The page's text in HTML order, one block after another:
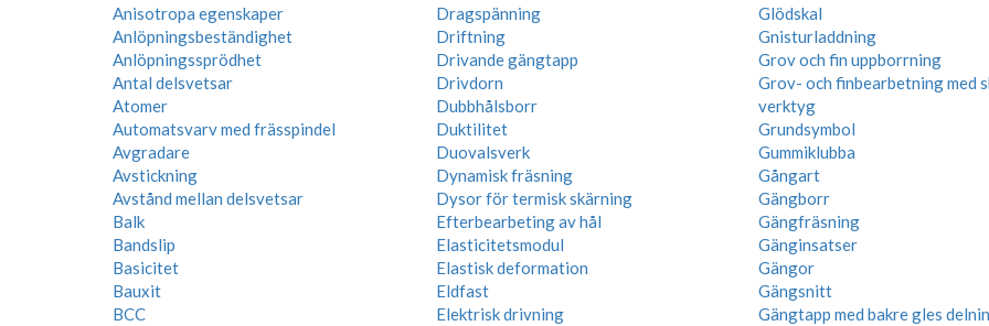
Anisotropa egenskaper
Anlöpningsbeständighet
Anlöpningssprödhet
Antal delsvetsar
Atomer
Automatsvarv med frässpindel
Avgradare
Avstickning
Avstånd mellan delsvetsar
Balk
Bandslip
Basicitet
Bauxit
BCC
Dragspänning
Driftning
Drivande gängtapp
Drivdorn
Dubbhålsborr
Duktilitet
Duovalsverk
Dynamisk fräsning
Dysor för termisk skärning
Efterbearbeting av hål
Elasticitetsmodul
Elastisk deformation
Eldfast
Elektrisk drivning
Glödskal
Gnisturladdning
Grov och fin uppborrning
Grov- och finbearbetning med
verktyg
Grundsymbol
Gummiklubba
Gångart
Gängborr
Gängfräsning
Gänginsatser
Gängor
Gängsnitt
Gängtapp med bakre gles